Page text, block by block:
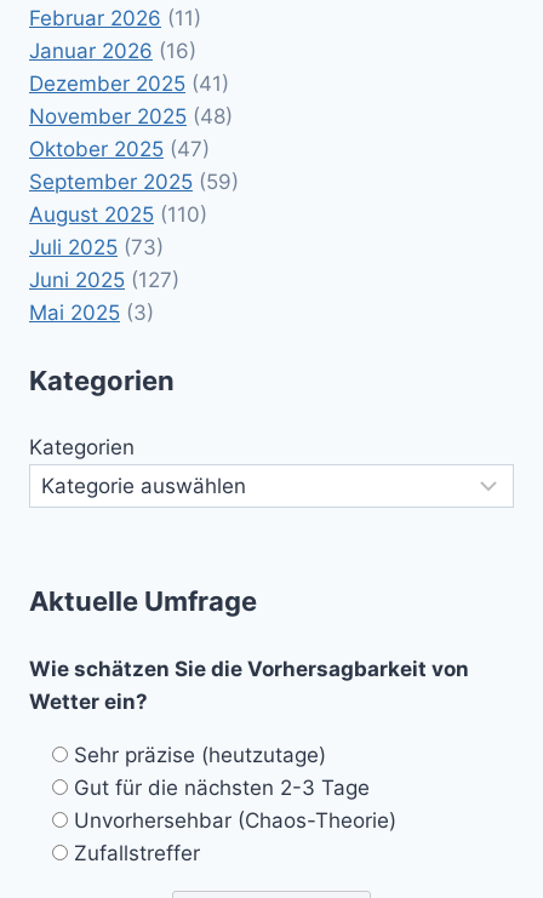
Februar 2026 (11)
Januar 2026 (16)
Dezember 2025 (41)
November 2025 (48)
Oktober 2025 (47)
September 2025 (59)
August 2025 (110)
Juli 2025 (73)
Juni 2025 (127)
Mai 2025 (3)
Kategorien
Kategorien
Aktuelle Umfrage
Wie schätzen Sie die Vorhersagbarkeit von
Wetter ein?
Sehr präzise (heutzutage)
Gut für die nächsten 2-3 Tage
Unvorhersehbar (Chaos-Theorie)
Zufallstreffer